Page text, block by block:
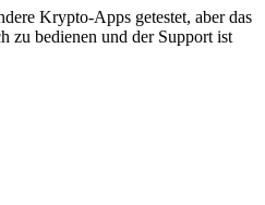
Krypto-Apps getestet, aber das
zu bedienen und der Support ist